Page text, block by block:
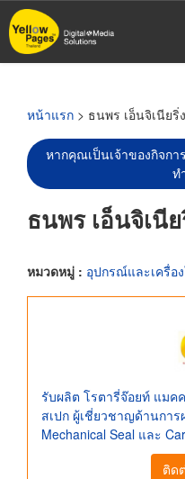
ข้าม
ไป
หน้าแรก > ธนพร เอ็นจิเนียริ่ง
หากคุณเป็นเจ้าของกิจก
ท
ธนพร เอ็นจิเนีย
หมวดหมู่ : อุปกรณ์และเครื่อ
รับผลิต โรตารี่จ๊อยท์ แม
สเปก ผู้เชี่ยวชาญด้านกา
Mechanical Seal และ
ติด